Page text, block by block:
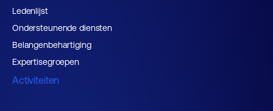
Ledenlijst
Ondersteunende diensten
Belangenbehartiging
Expertisegroepen
Activiteiten